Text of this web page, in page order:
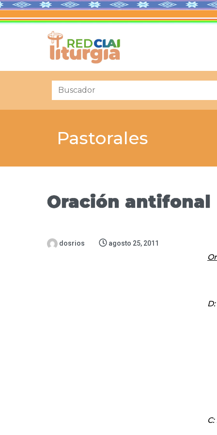
Pastorales
Oración antifonal
dosrios agosto 25, 2011
C: